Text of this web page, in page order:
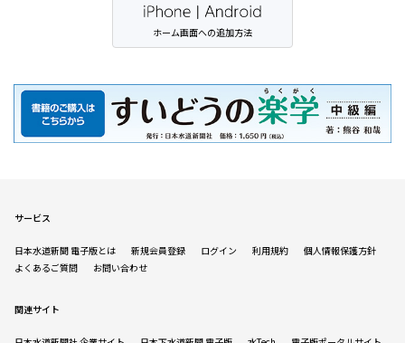
ホーム画面への追加方法
サービス
日本水道新聞 電子版とは 新規会員登録 ログイン 利用規約
個人情報保護方針
よくあるご質問
お問い合わせ
関連サイト